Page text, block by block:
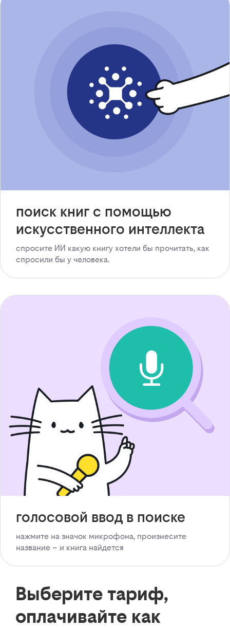
поиск книг с помощью
искусственного интеллекта
спросите ИИ какую книгу хотели бы прочитать, как
спросили бы у человека.
голосовой ввод в поиске
нажмите на значок микрофона, произнесите
название – и книга найдется
Выберите тариф,
оплачивайте как